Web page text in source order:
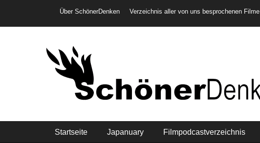
Header-Menü
Über SchönerDenken Verzeichnis aller von uns besprochenen Filme
Hauptmenü
Startseite Japanuary Filmpodcastverzeichnis